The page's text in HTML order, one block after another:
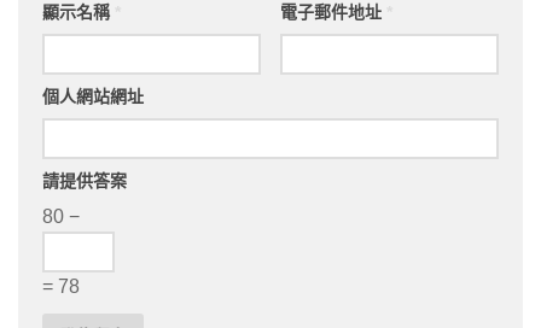
顯示名稱 電子郵件地址
個人網站網址
請提供答案
80 −
= 78